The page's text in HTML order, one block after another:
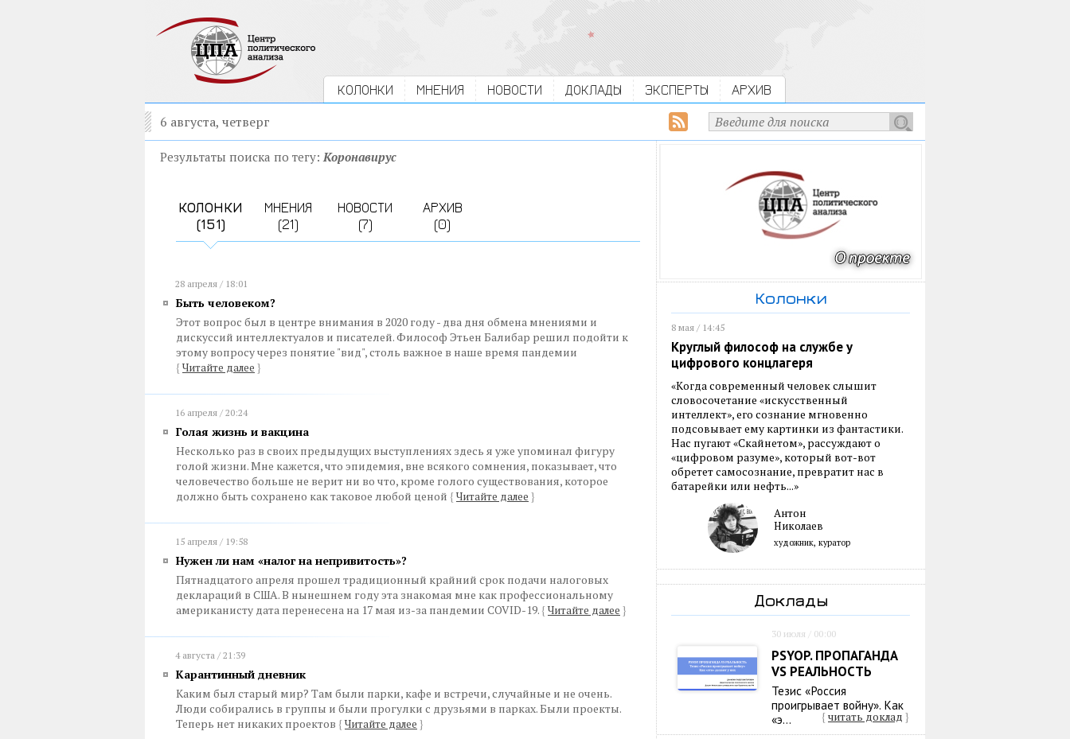
КОЛОНКИ МНЕНИЯ НОВОСТИ ДОКЛАДЫ ЭКСПЕРТЫ АРХИВ
6 августа, четверг
Результаты поиска по тегу:Коронавирус
КОЛОНКИ
(151)
МНЕНИЯ
(21)
НОВОСТИ
(7)
АРХИВ
(0)
28 апреля / 18:01
Быть человеком?
Этот вопрос был в центре внимания в 2020 году - два дня обмена мнениями и
дискуссий интеллектуалов и писателей. Философ Этьен Балибар решил подойти к
этому вопросу через понятие "вид", столь важное в наше время пандемии
{ Читайте далее }
16 апреля / 20:24
Голая жизнь и вакцина
Несколько раз в своих предыдущих выступлениях здесь я уже упоминал фигуру
голой жизни. Мне кажется, что эпидемия, вне всякого сомнения, показывает, что
человечество больше не верит ни во что, кроме голого существования, которое
должно быть сохранено как таковое любой ценой { Читайте далее }
15 апреля / 19:58
Нужен ли нам «налог на непривитость»?
Пятнадцатого апреля прошел традиционный крайний срок подачи налоговых
деклараций в США. В нынешнем году эта знакомая мне как профессиональному
американисту дата перенесена на 17 мая из-за пандемии COVID-19. { Читайте далее }
4 августа / 21:39
Карантинный дневник
Каким был старый мир? Там были парки, кафе и встречи, случайные и не очень.
Люди собирались в группы и были прогулки с друзьями в парках. Были проекты.
Теперь нет никаких проектов { Читайте далее }
Колонки
8 мая / 14:45
Круглый философ на службе у
цифрового концлагеря
«Когда современный человек слышит
словосочетание «искусственный
интеллект», его сознание мгновенно
подсовывает ему картинки из фантастики.
Нас пугают «Скайнетом», рассуждают о
«цифровом разуме», который вот-вот
обретет самосознание, превратит нас в
батарейки или нефть...»
Антон
Николаев
художник, куратор
Доклады
30 июля / 00:00
PSYOP. ПРОПАГАНДА
VS РЕАЛЬНОСТЬ
Тезис «Россия
проигрывает войну». Как
«э...
{ читать доклад }